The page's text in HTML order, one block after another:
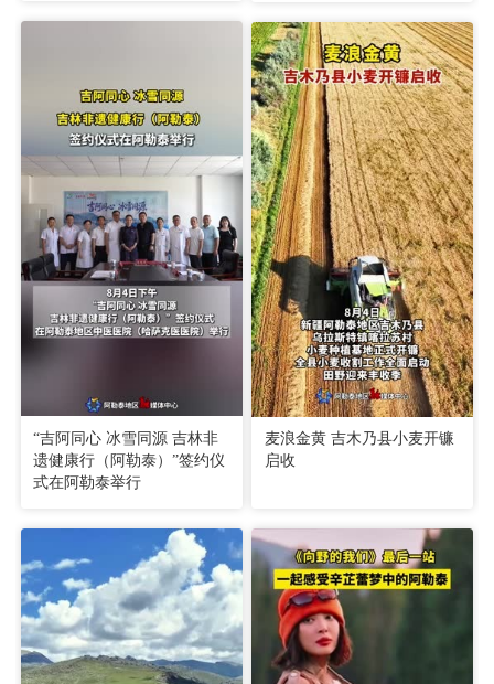
“吉阿同心 冰雪同源 吉林非
遗健康行（阿勒泰）”签约仪
式在阿勒泰举行
麦浪金黄 吉木乃县小麦开镰
启收